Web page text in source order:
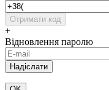
Отримати код
+
Відновлення паролю